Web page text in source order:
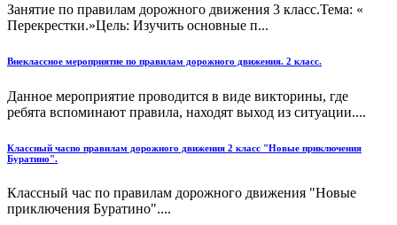
Занятие по правилам дорожного движения 3 класс.Тема: «
Перекрестки.»Цель: Изучить основные п...
Внеклассное мероприятие по правилам дорожного движения. 2 класс.
Данное мероприятие проводится в виде викторины, где
ребята вспоминают правила, находят выход из ситуации....
Классный часпо правилам дорожного движения 2 класс "Новые приключения
Буратино".
Классный час по правилам дорожного движения "Новые
приключения Буратино"....